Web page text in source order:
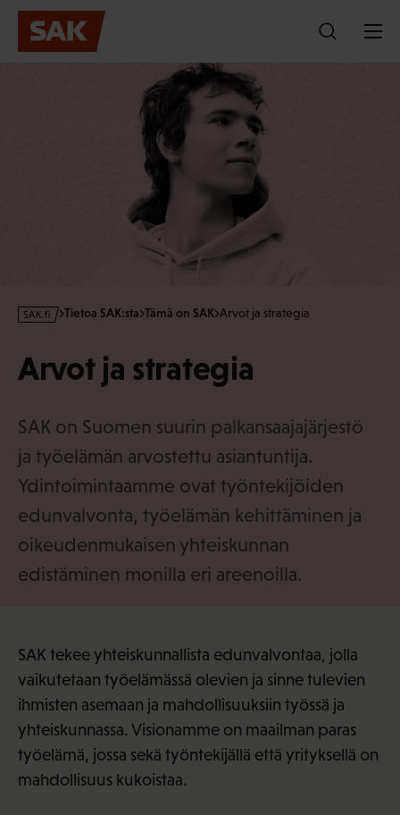
Hyppää
sisältöön
s
Tietoa SAK:sta Tämä on SAK Arvot ja strategia
Arvot ja strategia
SAK on Suomen suurin palkansaajajärjestö
ja työelämän arvostettu asiantuntija.
Ydintoimintaamme ovat työntekijöiden
edunvalvonta, työelämän kehittäminen ja
oikeudenmukaisen yhteiskunnan
edistäminen monilla eri areenoilla.
SAK tekee yhteiskunnallista edunvalvontaa, jolla
vaikutetaan työelämässä olevien ja sinne tulevien
ihmisten asemaan ja mahdollisuuksiin työssä ja
yhteiskunnassa. Visionamme on maailman paras
työelämä, jossa sekä työntekijällä että yrityksellä on
mahdollisuus kukoistaa.